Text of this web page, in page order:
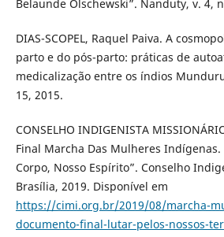
Belaunde Olschewski”. Ñanduty, v. 4,
DIAS-SCOPEL, Raquel Paiva. A
parto e do pós-parto: práticas de
medicalização entre os índios
15, 2015.
CONSELHO INDIGENISTA
Final Marcha Das Mulheres
Corpo, Nosso Espírito”. Conselho
Brasília, 2019. Disponível em
https://cimi.org.br/2019/08/marcha-
documento-final-lutar-pelos-nossos-